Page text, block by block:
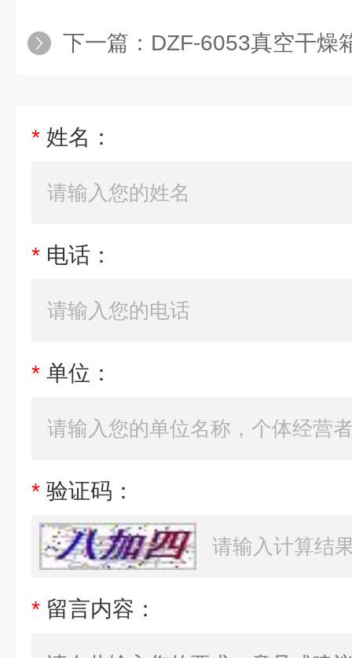
下一篇： DZF-6053真空干燥
* 姓名：
* 电话：
* 单位：
* 验证码：
* 留言内容：